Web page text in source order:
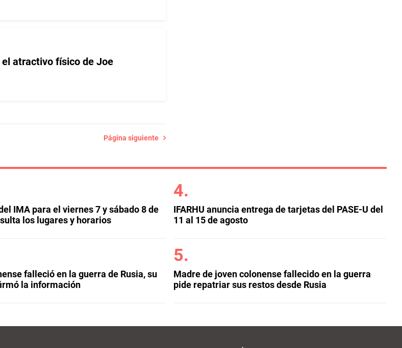
atractivo físico de Joe
Página siguiente
IMA para el viernes 7 y sábado 8 de
los lugares y horarios
falleció en la guerra de Rusia, su
la información
IFARHU anuncia entrega de tarjetas del PASE-U del
11 al 15 de agosto
Madre de joven colonense fallecido en la guerra
pide repatriar sus restos desde Rusia